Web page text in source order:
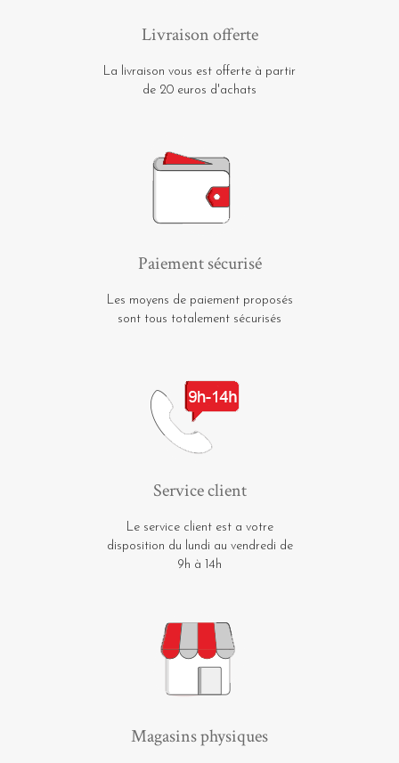
Livraison offerte
La livraison vous est offerte à partir
de 20 euros d'achats
Paiement sécurisé
Les moyens de paiement proposés
sont tous totalement sécurisés
Service client
Le service client est a votre
disposition du lundi au vendredi de
9h à 14h
Magasins physiques